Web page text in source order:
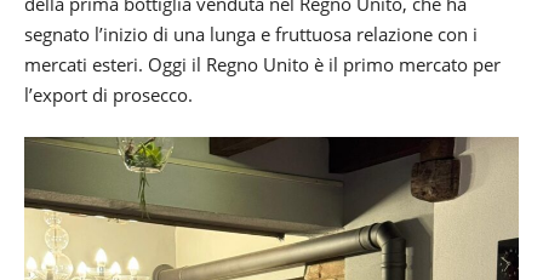
segnato l’inizio di una lunga e fruttuosa relazione con i
mercati esteri. Oggi il Regno Unito è il primo mercato per
l’export di prosecco.